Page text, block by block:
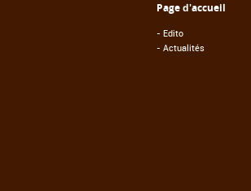
Page d'accueil
- Edito
- Actualités